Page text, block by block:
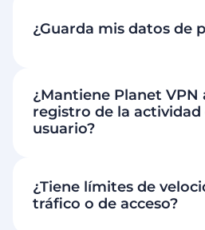
¿Guarda mis datos de
¿Mantiene Planet VPN
registro de la actividad
usuario?
¿Tiene límites de
tráfico o de acceso?